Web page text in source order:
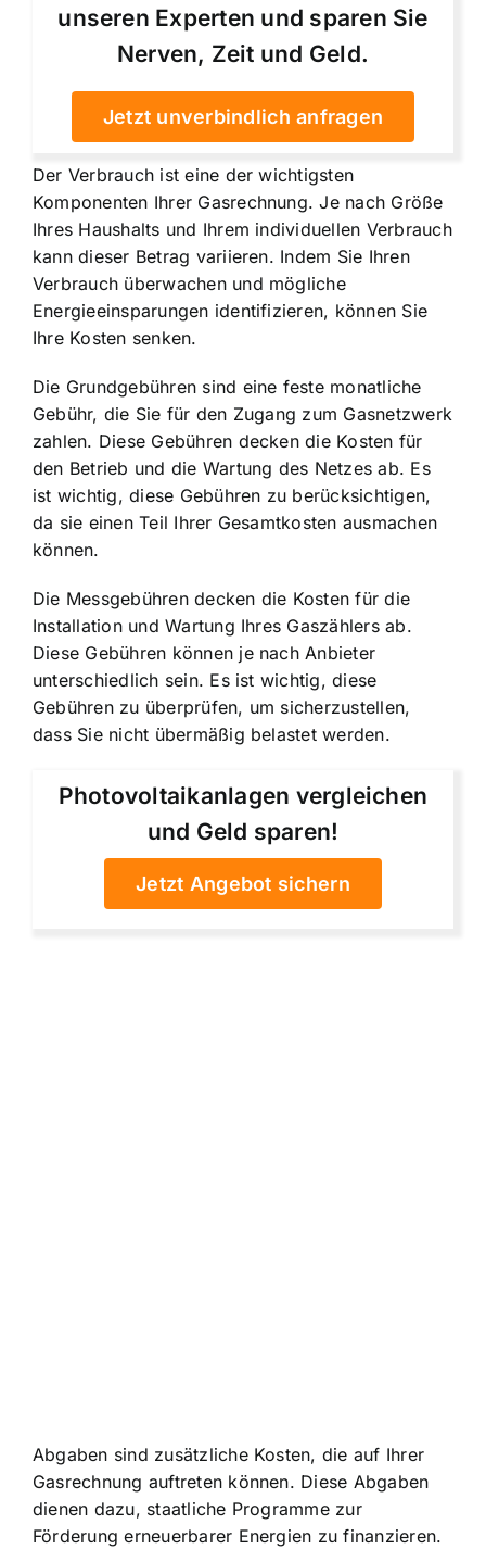
unseren Experten und sparen Sie
Nerven, Zeit und Geld.
Jetzt unverbindlich anfragen
Der Verbrauch ist eine der wichtigsten
Komponenten Ihrer Gasrechnung. Je nach Größe
Ihres Haushalts und Ihrem individuellen Verbrauch
kann dieser Betrag variieren. Indem Sie Ihren
Verbrauch überwachen und mögliche
Energieeinsparungen identifizieren, können Sie
Ihre Kosten senken.
Die Grundgebühren sind eine feste monatliche
Gebühr, die Sie für den Zugang zum Gasnetzwerk
zahlen. Diese Gebühren decken die Kosten für
den Betrieb und die Wartung des Netzes ab. Es
ist wichtig, diese Gebühren zu berücksichtigen,
da sie einen Teil Ihrer Gesamtkosten ausmachen
können.
Die Messgebühren decken die Kosten für die
Installation und Wartung Ihres Gaszählers ab.
Diese Gebühren können je nach Anbieter
unterschiedlich sein. Es ist wichtig, diese
Gebühren zu überprüfen, um sicherzustellen,
dass Sie nicht übermäßig belastet werden.
Photovoltaikanlagen vergleichen
und Geld sparen!
Jetzt Angebot sichern
Abgaben sind zusätzliche Kosten, die auf Ihrer
Gasrechnung auftreten können. Diese Abgaben
dienen dazu, staatliche Programme zur
Förderung erneuerbarer Energien zu finanzieren.